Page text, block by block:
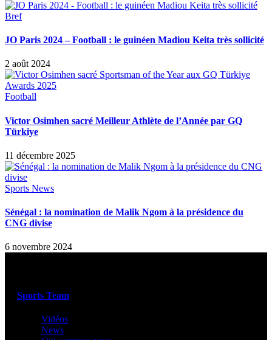
Bref
JO Paris 2024 – Football : le guinéen Madiou Keita très sollicité
2 août 2024
Football
Victor Osimhen sacré Meilleur Athlète de l’Année par GQ
Türkiye
11 décembre 2025
Sports News
Sénégal : la nomination de Malik Ngom à la présidence du
CNG divise
6 novembre 2024
Sports Team
Vidéos
News